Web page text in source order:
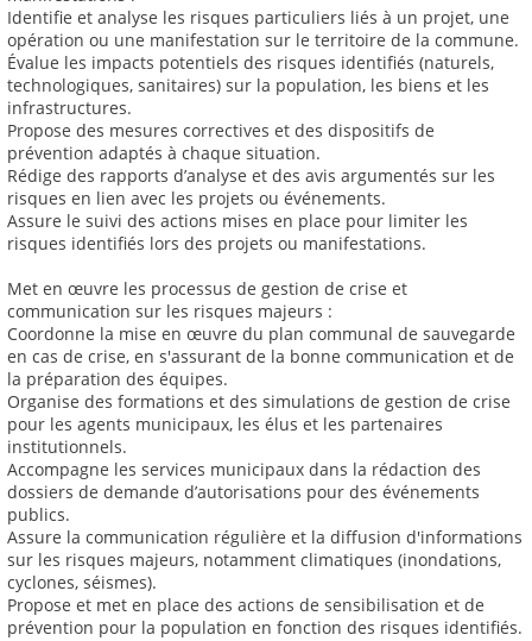
Identifie et analyse les risques particuliers liés à un projet, une
opération ou une manifestation sur le territoire de la commune.
Évalue les impacts potentiels des risques identifiés (naturels,
technologiques, sanitaires) sur la population, les biens et les
infrastructures.
Propose des mesures correctives et des dispositifs de
prévention adaptés à chaque situation.
Rédige des rapports d’analyse et des avis argumentés sur les
risques en lien avec les projets ou événements.
Assure le suivi des actions mises en place pour limiter les
risques identifiés lors des projets ou manifestations.
Met en œuvre les processus de gestion de crise et
communication sur les risques majeurs :
Coordonne la mise en œuvre du plan communal de sauvegarde
en cas de crise, en s'assurant de la bonne communication et de
la préparation des équipes.
Organise des formations et des simulations de gestion de crise
pour les agents municipaux, les élus et les partenaires
institutionnels.
Accompagne les services municipaux dans la rédaction des
dossiers de demande d’autorisations pour des événements
publics.
Assure la communication régulière et la diffusion d'informations
sur les risques majeurs, notamment climatiques (inondations,
cyclones, séismes).
Propose et met en place des actions de sensibilisation et de
prévention pour la population en fonction des risques identifiés.